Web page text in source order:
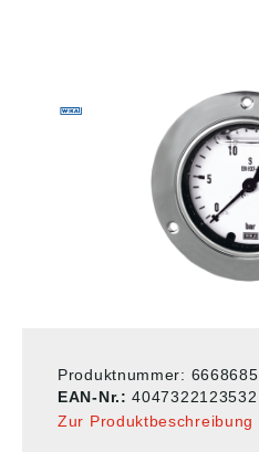
Produktnummer: 6668685
EAN-Nr.:4047322123532
Zur Produktbeschreibung